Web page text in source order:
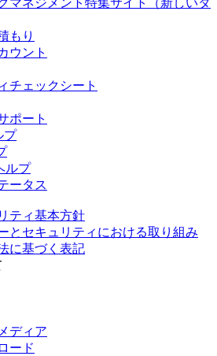
マネジメント特集サイト
（新しいタ
もり
ウント
チェックシート
ポート
プ
ルプ
ータス
ティ基本方針
とセキュリティにおける取り組み
に基づく表記
ディア
ード